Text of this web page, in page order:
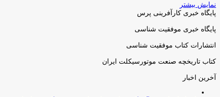
نمایش بیشتر
پایگاه خبری کارآفرینی پرس
پایگاه خبری موفقیت شناسی
انتشارات کتاب موفقیت شناسی
کتاب تاریخچه صنعت موتورسیکلت ایران
آخرین اخبار